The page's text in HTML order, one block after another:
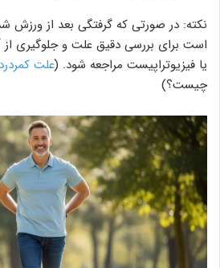
نکته: در صورتی که گرفتگی بعد از ورزش
است برای بررسی دقیق علت و جلوگیری
یا فیزیوتراپیست مراجعه شود. (علت
چیست؟)